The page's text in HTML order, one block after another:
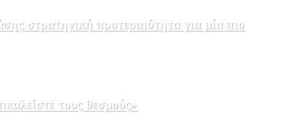
στρατηγική προτεραιότητα για μία πιο
τους θεσμούς»